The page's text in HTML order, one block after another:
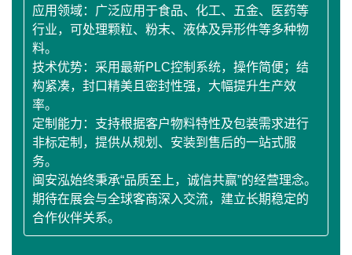
应用领域：广泛应用于食品、化工、五金、医药等
行业，可处理颗粒、粉末、液体及异形件等多种物
料。
技术优势：采用最新PLC控制系统，操作简便；结
构紧凑，封口精美且密封性强，大幅提升生产效
率。
定制能力：支持根据客户物料特性及包装需求进行
非标定制，提供从规划、安装到售后的一站式服
务。
闽安泓始终秉承“品质至上，诚信共赢”的经营理念。
期待在展会与全球客商深入交流，建立长期稳定的
合作伙伴关系。